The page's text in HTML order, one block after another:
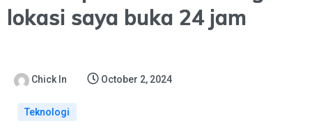
lokasi saya buka 24 jam
Chick In October 2, 2024
Teknologi